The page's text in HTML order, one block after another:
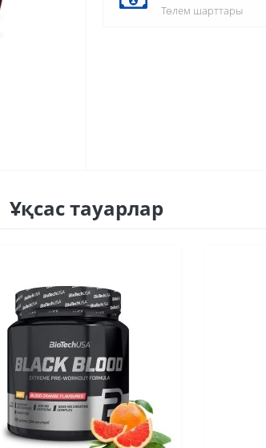
Төлем шарттары
Ұқсас тауарлар